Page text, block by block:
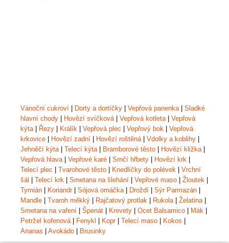
Vánoční cukroví Dorty a dortíčky Vepřová panenka| Sladké
hlavní chody
Hovězí svíčková| Vepřová kotleta| Vepřová
kýta| Řezy Králík Vepřová plec Vepřový bok
Vepřová
krkovice
Hovězí zadní Hovězí roštěná| Vdolky a koblihy
Jehněčí kýta| Telecí kýta| Bramborové těsto Hovězí kližka|
Vepřová hlava| Vepřové karé Srnčí hřbety Hovězí krk
Telecí plec
Tvarohové těsto Knedlíčky do polévek
Vrchní
šál
Telecí krk Smetana na šlehání Vepřové maso Žloutek
Tymián
Koriandr| Sójová omáčka| Droždí Sýr Parmazán
Mandle
Tvaroh měkký Rajčatový protlak Rukola| Želatina|
Smetana na vaření
Špenát Krevety Ocet Balsamico Mák
Petržel kořenová| Fenykl Kopr| Telecí maso Kokos
Ananas
Avokádo Brusinky